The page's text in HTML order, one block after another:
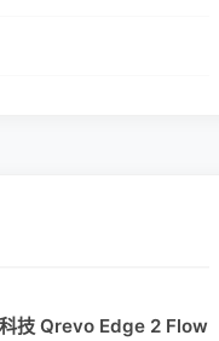
技 Qrevo Edge 2 Flow